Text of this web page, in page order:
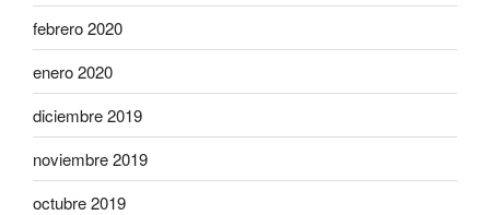
febrero 2020
enero 2020
diciembre 2019
noviembre 2019
octubre 2019